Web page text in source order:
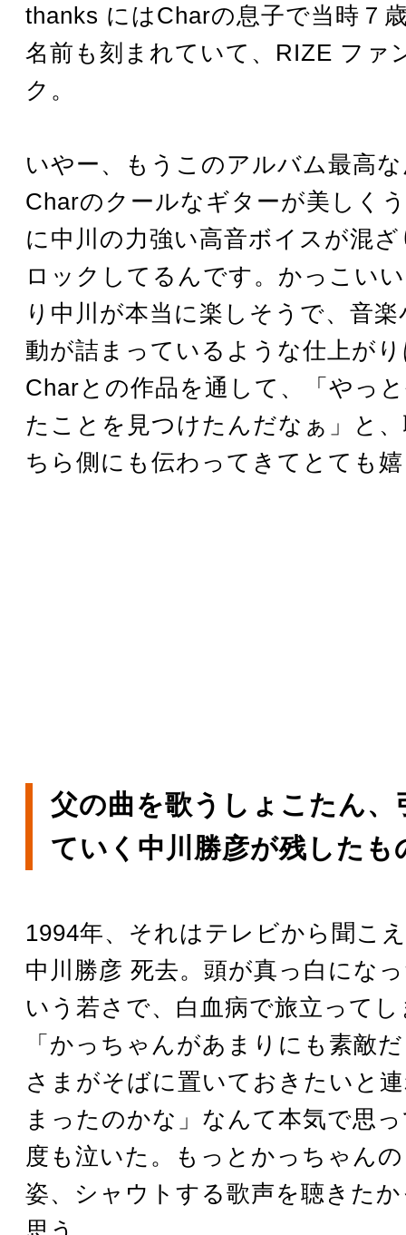
thanks にはCharの息子で当時７
名前も刻まれていて、RIZE ファ
ク。
いやー、もうこのアルバム最高
Charのクールなギターが美しく
に中川の力強い高音ボイスが混
ロックしてるんです。かっこい
り中川が本当に楽しそうで、音
動が詰まっているような仕上が
Charとの作品を通して、「やっ
たことを見つけたんだなぁ」と
ちら側にも伝わってきてとても
父の曲を歌うしょこたん、
ていく中川勝彦が残したも
1994年、それはテレビから聞
中川勝彦 死去。頭が真っ白にな
いう若さで、白血病で旅立って
「かっちゃんがあまりにも素敵
さまがそばに置いておきたいと
まったのかな」なんて本気で思
度も泣いた。もっとかっちゃん
姿、シャウトする歌声を聴きた